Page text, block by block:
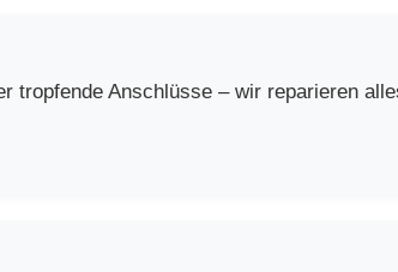
tropfende Anschlüsse – wir reparieren